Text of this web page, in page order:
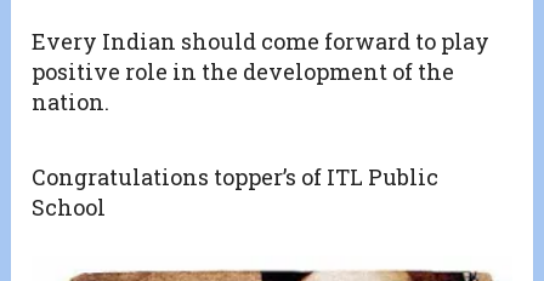
Every Indian should come forward to play
positive role in the development of the
nation.
Congratulations topper’s of ITL Public
School